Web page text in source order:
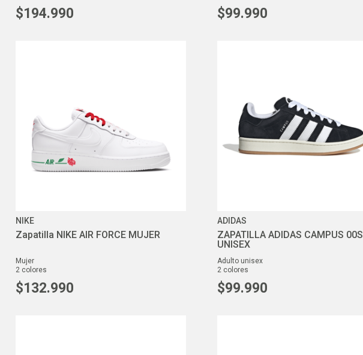
$194.990 $99.990
NIKE
Zapatilla NIKE AIR FORCE MUJER
mujer
2 colores
$132.990
ADIDAS
ZAPATILLA ADIDAS CAMPUS 00S
UNISEX
adulto unisex
2 colores
$99.990